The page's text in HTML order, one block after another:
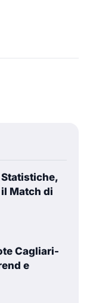
Match di
Cagliari-
e